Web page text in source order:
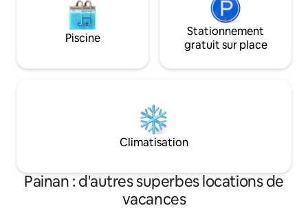
Piscine
Stationnement
gratuit sur place
Climatisation
Painan : d'autres superbes locations de
vacances